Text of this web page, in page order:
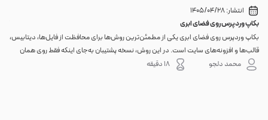
انتشار:1405/04/28
بکاپ وردپرس روی فضای ابری
بکاپ وردپرس روی فضای ابری یکی از مطمئن‌ترین روش‌ها برای محافظت از فایل‌ها، دیتابیس،
قالب‌ها و افزونه‌های سایت است. در این روش، نسخه پشتیبان به‌جای اینکه فقط روی همان
هاست اصلی باقی بماند، به یک فضای جداگانه منتقل می‌شود؛ بنابراین خرابی سرور، هک
محمد دلجو 18 دقیقه